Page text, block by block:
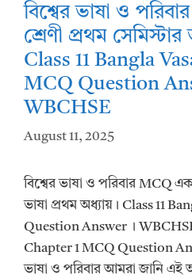
p
k
বিশ্বের ভাষা ও
শ্রেণী প্রথম
Class 11 Bangla
MCQ Question
WBCHSE
August 11, 2025
বিশ্বের ভাষা ও পরিবার MCQ
ভাষা প্রথম অধ্যায়। Class 11
Question Answer ।
Chapter 1 MCQ Question
ভাষা ও পরিবার আমরা জানি এই